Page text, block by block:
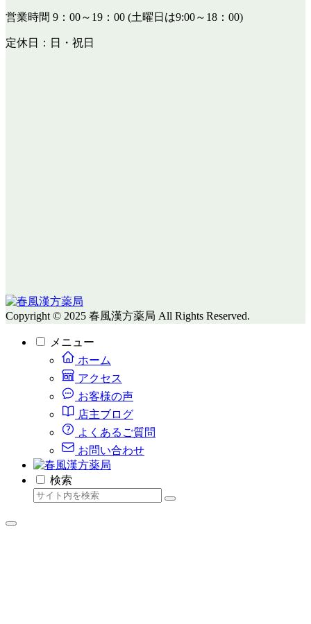
営業時間 9：00～19：00 (土曜日は9:00～18：00)
定休日：日・祝日
Copyright © 2025 春風漢方薬局 All Rights Reserved.
メニュー
ホーム
アクセス
お客様の声
店主ブログ
よくあるご質問
お問い合わせ
検索